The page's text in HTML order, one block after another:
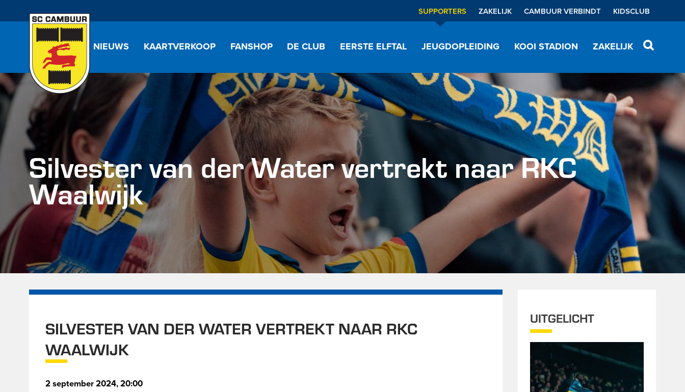
SUPPORTERS ZAKELIJK CAMBUUR VERBINDT KIDSCLUB
NIEUWS KAARTVERKOOP FANSHOP DE CLUB EERSTE ELFTAL JEUGDOPLEIDING KOOI STADION ZAKELIJK
Silvester van der Water vertrekt naar RKC
Waalwijk
SILVESTER VAN DER WATER VERTREKT NAAR RKC
WAALWIJK
2 september 2024, 20:00
UITGELICHT